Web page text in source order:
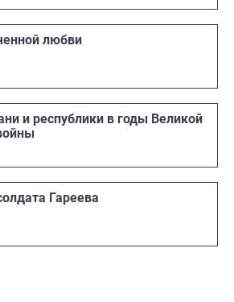
любви
и республики в годы Великой
Гареева